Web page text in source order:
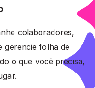
colaboradores,
gerencie folha de
o que você precisa,